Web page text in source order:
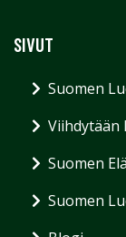
SIVUT
Suomen
Viihdytään
Suomen
Suomen